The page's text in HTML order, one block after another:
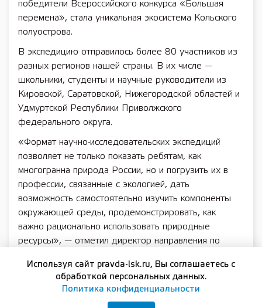
победители Всероссийского конкурса «Большая
перемена», стала уникальная экосистема Кольского
полуострова.
В экспедицию отправилось более 80 участников из
разных регионов нашей страны. В их числе —
школьники, студенты и научные руководители из
Кировской, Саратовской, Нижегородской областей и
Удмуртской Республики Приволжского
федерального округа.
«Формат научно-исследовательских экспедиций
позволяет не только показать ребятам, как
многогранна природа России, но и погрузить их в
профессии, связанные с экологией, дать
возможность самостоятельно изучить компоненты
окружающей среды, продемонстрировать, как
важно рационально использовать природные
ресурсы», — отметил директор направления по
программ в сфере экологии госкорпорации
«Росатом» Андрей Лебедев.
Научный руководитель Менделеевской
Используя сайт pravda-lsk.ru, Вы соглашаетесь с
обработкой персональных данных.
Политика конфиденциальности